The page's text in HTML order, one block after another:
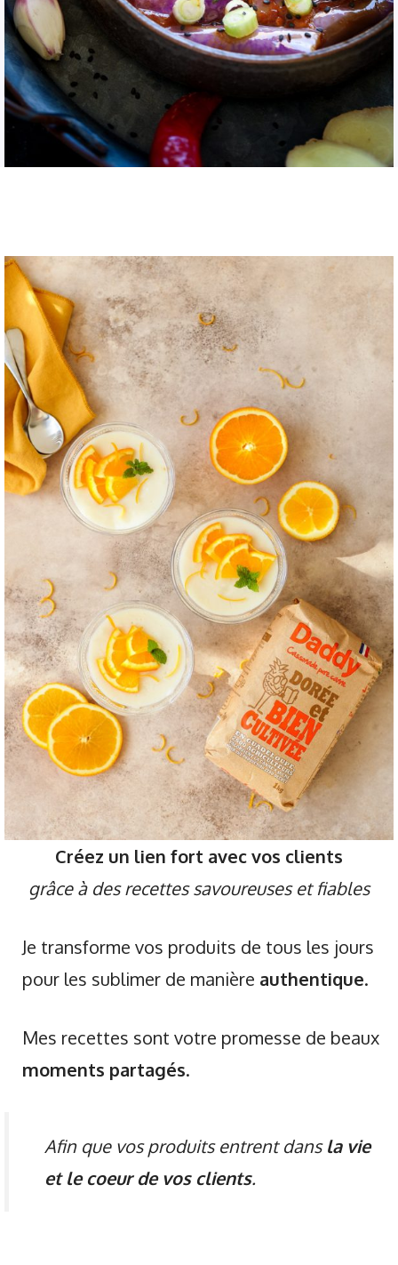
Créez un lien fort avec vos clients
grâce à des recettes savoureuses et fiables
Je transforme vos produits de tous les jours
pour les sublimer de manière authentique.
Mes recettes sont votre promesse de beaux
moments partagés.
Afin que vos produits entrent dansla vie
et le coeur de vos clients.